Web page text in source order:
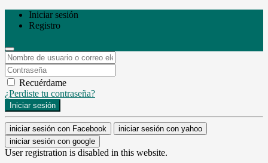
Iniciar sesión
Registro
Recuérdame
¿Perdiste tu contraseña?
Iniciar sesión
iniciar sesión con Facebook
iniciar sesión con yahoo
iniciar sesión con google
User registration is disabled in this website.